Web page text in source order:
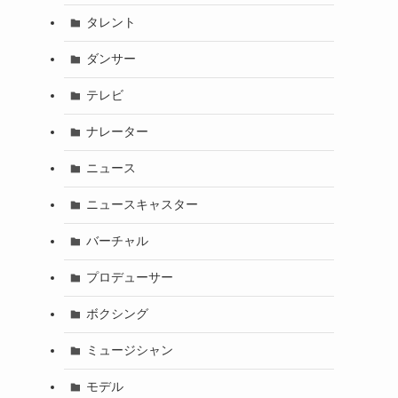
タレント
ダンサー
テレビ
ナレーター
ニュース
ニュースキャスター
バーチャル
プロデューサー
ボクシング
ミュージシャン
モデル